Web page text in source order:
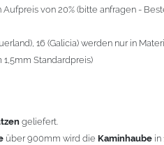
von 20% (bitte anfragen -
16 (Galicia) werden nur in
1,5mm Standardpreis)
geliefert.
über 900mm wird die Kaminhaube in